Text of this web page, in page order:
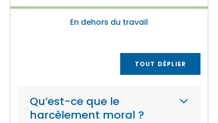
En dehors du travail
TOUT DÉPLIER
Qu’est-ce que le
harcèlement moral ?